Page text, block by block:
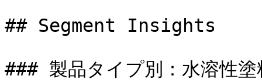
## Segment Insights
### 製品タイプ別：水溶性